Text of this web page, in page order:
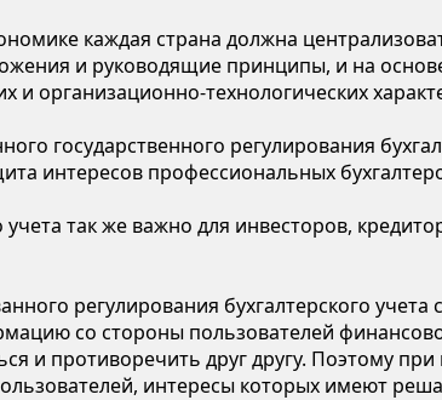
каждая страна должна
и руководящие принципы, и на
и организационно-технологических
государственного регулирования
интересов профессиональных
учета так же важно для инвесторов,
регулирования бухгалтерского
со стороны пользователей
и противоречить друг другу. Поэтому
интересы которых имеют